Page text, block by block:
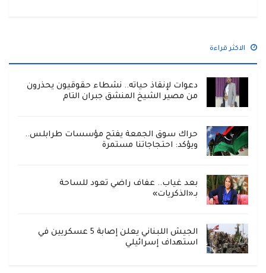
الاكثر قراءة
دعوات لإنقاذ حياته.. نشطاء حقوقيون يحذرون
من مصير الشيخ المنشق جبران التام
حراك سوق الجمعة يفتح مؤسسات طرابلس..
ويؤكد: احتجاجاتنا مستمرة
بعد غياب.. عفاف راضي تعود للساحة
بـ«الذكريات»
الجيش اللبناني يعلن إصابة 5 عسكريين في
استهداف إسرائيلي